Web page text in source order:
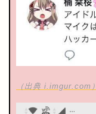
（出典 i.imgur.com）